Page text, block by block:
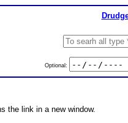
Optional:
the link in a new window.